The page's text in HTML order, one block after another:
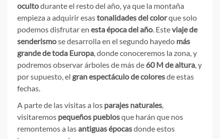
ocultodurante el resto del año, ya que la montaña
empieza a adquirir esastonalidades del colorque solo
podemos disfrutar en esta épocadel año. Esteviaje de
senderismose desarrolla en el segundo hayedo más
grande de toda Europa, donde conoceremos la zona, y
podremos observar árboles de más de 60 M de altura, y
por supuesto, el gran espectáculo de coloresde estas
fechas.
A parte de las visitas a los parajes naturales,
visitaremos pequeños pueblosque harán que nos
remontemos a lasantiguasépocasdonde estos